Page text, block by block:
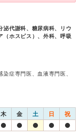
泌代謝科、糖尿病科、リウ
（ホスピス）、外科、呼吸
症専門医、血液専門医、
木 金 土 日 祝